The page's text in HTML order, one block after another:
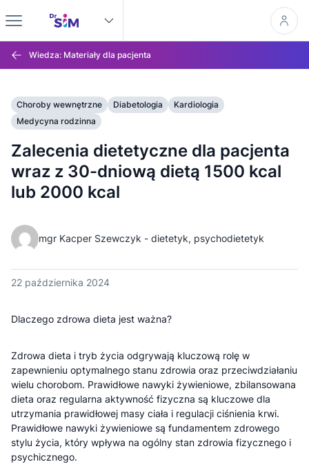
Wiedza: Materiały dla pacjenta
Choroby wewnętrzne Diabetologia
Kardiologia
Medycyna rodzinna
Zalecenia dietetyczne dla pacjenta
wraz z 30-dniową dietą 1500 kcal
lub 2000 kcal
mgr Kacper Szewczyk - dietetyk, psychodietetyk
22 października 2024
Dlaczego zdrowa dieta jest ważna?
Zdrowa dieta i tryb życia odgrywają kluczową rolę w
zapewnieniu optymalnego stanu zdrowia oraz przeciwdziałaniu
wielu chorobom. Prawidłowe nawyki żywieniowe, zbilansowana
dieta oraz regularna aktywność fizyczna są kluczowe dla
utrzymania prawidłowej masy ciała i regulacji ciśnienia krwi.
Prawidłowe nawyki żywieniowe są fundamentem zdrowego
stylu życia, który wpływa na ogólny stan zdrowia fizycznego i
psychicznego.